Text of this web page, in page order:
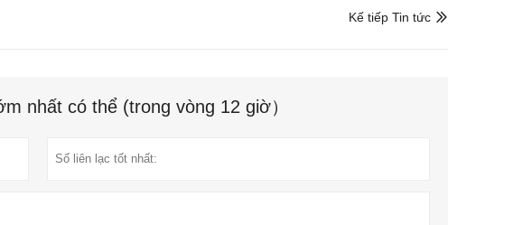

Kế tiếp Tin tức
nhất có thể (trong vòng 12 giờ）